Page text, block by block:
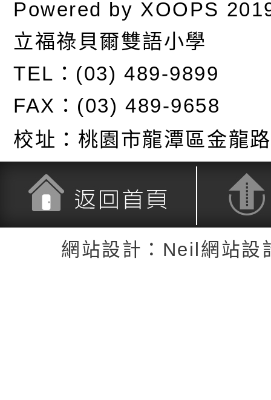
Powered by XOOPS
立福祿貝爾雙語小學
TEL：(03) 489-9899
FAX：(03) 489-9658
校址： 桃園市龍潭區金龍
返回首頁 返回頂端
網站設計：Neil網站設